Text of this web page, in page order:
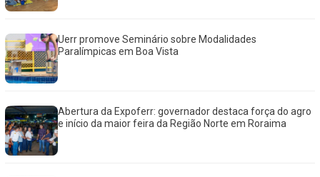
Uerr promove Seminário sobre Modalidades
Paralímpicas em Boa Vista
Abertura da Expoferr: governador destaca força do agro
e início da maior feira da Região Norte em Roraima